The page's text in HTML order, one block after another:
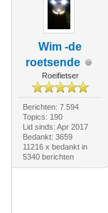
Wim -de
roetsende
Roeifietser
Berichten: 7.594
Topics: 190
Lid sinds: Apr 2017
Bedankt: 3659
11216 x bedankt in
5340 berichten